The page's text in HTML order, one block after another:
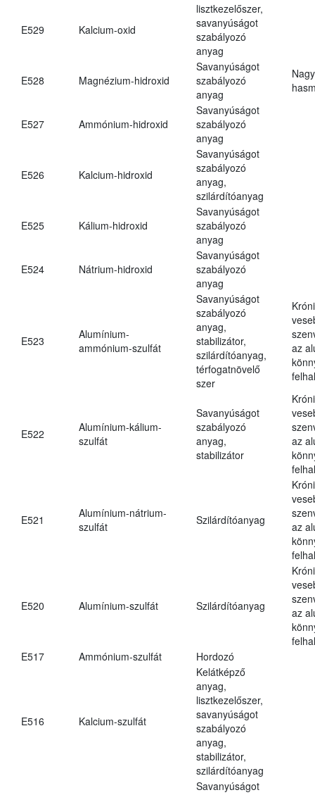
E529 Kalcium-oxid
lisztkezelőszer,
savanyúságot
szabályozó
anyag
E528 Magnézium-hidroxid
Savanyúságot
szabályozó
anyag
E527 Ammónium-hidroxid
Savanyúságot
szabályozó
anyag
E526 Kalcium-hidroxid
Savanyúságot
szabályozó
anyag,
szilárdítóanyag
E525 Kálium-hidroxid
Savanyúságot
szabályozó
anyag
E524 Nátrium-hidroxid
Savanyúságot
szabályozó
anyag
E523
Alumínium-
ammónium-szulfát
Savanyúságot
szabályozó
anyag,
stabilizátor,
szilárdítóanyag,
térfogatnövelő
szer
az
E522
Alumínium-kálium-
szulfát
Savanyúságot
szabályozó
anyag,
stabilizátor
az
E521
Alumínium-nátrium-
szulfát
Szilárdítóanyag
az
E520 Alumínium-szulfát Szilárdítóanyag
az
E517
Ammónium-szulfát Hordozó
E516 Kalcium-szulfát
Kelátképző
anyag,
lisztkezelőszer,
savanyúságot
szabályozó
anyag,
stabilizátor,
szilárdítóanyag
Savanyúságot